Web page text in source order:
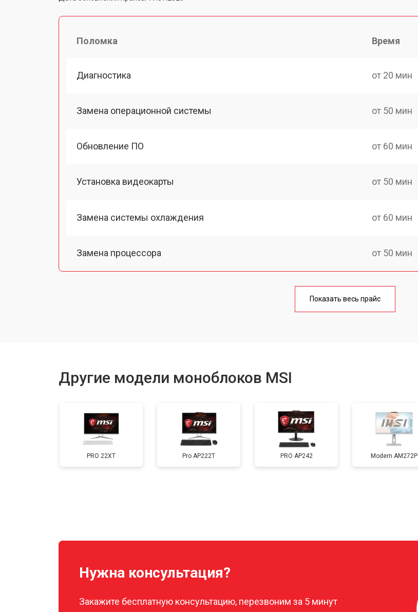
Поломка Время
Диагностика от 20 мин
Замена операционной системы от 50 мин
Обновление ПО от 60 мин
Установка видеокарты от 50 мин
Замена системы охлаждения от 60 мин
Замена процессора от 50 мин
от 60 мин
Показать весь прайс
Другие модели моноблоков MSI
PRO 22XT Pro AP222T PRO AP242 Modern AM272P
Нужна консультация?
Закажите бесплатную консультацию, перезвоним за 5 минут